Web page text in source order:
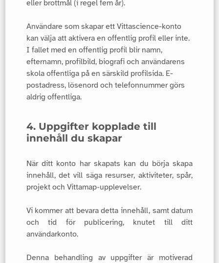
eller brottmål (i regel fem år).
Användare som skapar ett Vittascience-konto
kan välja att aktivera en offentlig profil eller inte.
I fallet med en offentlig profil blir namn,
efternamn, profilbild, biografi och användarens
skola offentliga på en särskild profilsida. E-
postadress, lösenord och telefonnummer görs
aldrig offentliga.
4. Uppgifter kopplade till
innehåll du skapar
När ditt konto har skapats kan du börja skapa
innehåll, det vill säga resurser, aktiviteter, spår,
projekt och Vittamap‑upplevelser.
Vi kommer att bevara detta innehåll, samt datum
och tid för publicering, knutet till ditt
användarkonto.
Denna behandling av uppgifter är motiverad